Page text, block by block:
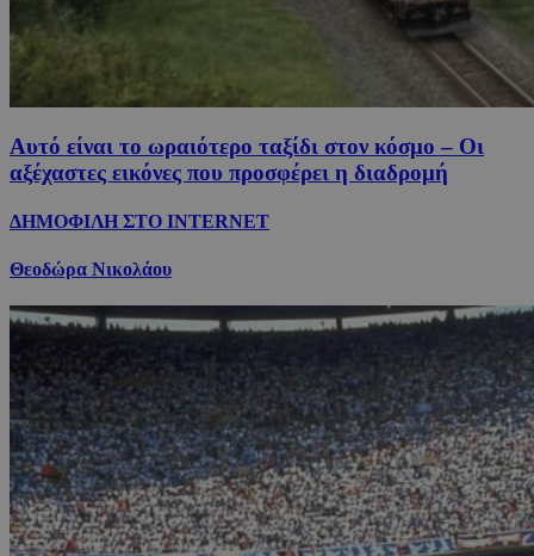
Αυτό είναι το ωραιότερο ταξίδι στον κόσμο – Οι
αξέχαστες εικόνες που προσφέρει η διαδρομή
ΔΗΜΟΦΙΛΗ ΣΤΟ INTERNET
Θεοδώρα Νικολάου